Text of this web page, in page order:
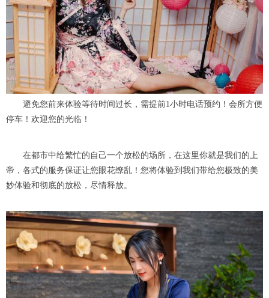
避免您前来体验等待时间过长，需提前1小时电话预约！会所方便
停车！欢迎您的光临！
在都市中给繁忙的自己一个放松的场所，在这里你就是我们的上
帝，各式的服务保证让您眼花缭乱！您将体验到我们带给您极致的美
妙体验和彻底的放松，尽情释放。